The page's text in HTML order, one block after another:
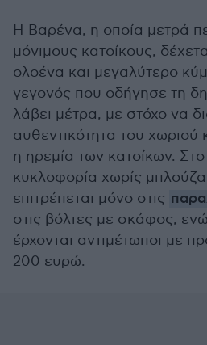
Η Βαρένα, η οποία μετρά
μόνιμους κατοίκους,
ολοένα και μεγαλύτερο
γεγονός που οδήγησε τη
λάβει μέτρα, με στόχο να
αυθεντικότητα του χωριού
η ηρεμία των κατοίκων.
κυκλοφορία χωρίς
επιτρέπεται μόνο στις
στις βόλτες με σκάφος,
έρχονται αντιμέτωποι με
200 ευρώ.